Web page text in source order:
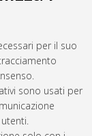
per il suo
sono usati per